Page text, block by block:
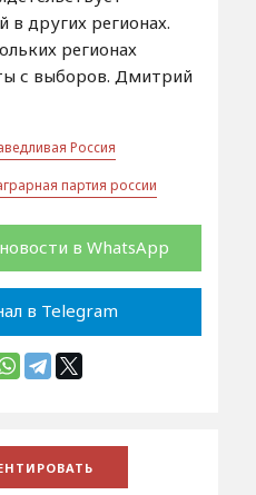
в других регионах.
регионах
с выборов. Дмитрий
Россия
партия россии
в WhatsApp
в Telegram